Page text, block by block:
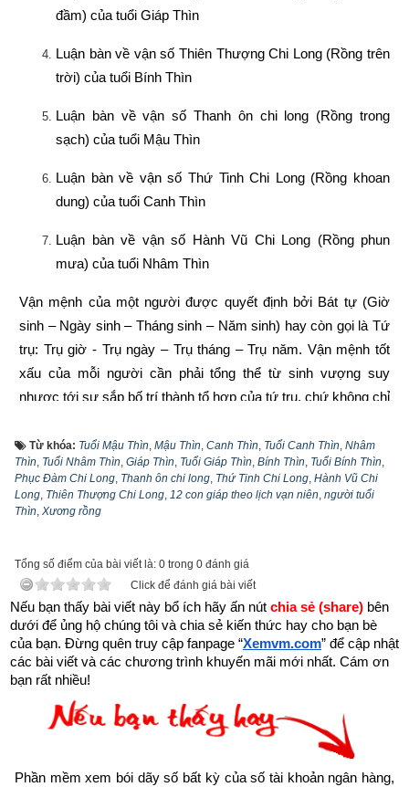
đầm) của tuổi Giáp Thìn
Luận bàn về vận số Thiên Thượng Chi Long (Rồng trên
trời) của tuổi Bính Thìn
Luận bàn về vận số Thanh ôn chi long (Rồng trong
sạch) của tuổi Mậu Thìn
Luận bàn về vận số Thứ Tinh Chi Long (Rồng khoan
dung) của tuổi Canh Thìn
Luận bàn về vận số Hành Vũ Chi Long (Rồng phun
mưa) của tuổi Nhâm Thìn
Vận mệnh của một người được quyết định bởi Bát tự (Giờ
sinh – Ngày sinh – Tháng sinh – Năm sinh) hay còn gọi là Tứ
trụ: Trụ giờ - Trụ ngày – Trụ tháng – Trụ năm. Vận mệnh tốt
xấu của mỗi người cần phải tổng thể từ sinh vượng suy
nhược tới sự sắp bố trí thành tổ hợp của tứ trụ, chứ không chỉ
bằng tháng tốt, tháng tốt không bằng ngày tốt, ngày tốt không
bằng giờ tốt là phiến diện còn quan niệm năm sinh quyết định
toàn bộ vận mệnh còn người thì lại càng sai lầm hơn nữa.
Vậy hiểu như thế nào mới lại đúng?
là ngọn nguồn của nhân mệnh. Gốc khô thì cây chết, gốc có
rễ cắm sâu thì lá xanh, nền rỗng thì nhà đổ, nền kiên cố thì
nhà chắc chắn.
Tháng sinh trong tứ trụ giống như cành của cây, cành chắc
khỏe thì lá mới tươi tốt được.
Ngày sinh trong tứ trụ như hoa trên cây. Nhật trụ sinh
vượng tựa như muôn hoa khoe sắc. Nhật nguyên suy nhược,
hoa ít kém sắc.
Từ khóa: Tuổi Mậu Thìn, Mậu Thìn, Canh Thìn, Tuổi Canh Thìn, Nhâm
Thìn, Tuổi Nhâm Thìn, Giáp Thìn, Tuổi Giáp Thìn, Bính Thìn, Tuổi Bính Thìn,
Phục Đàm Chi Long, Thanh ôn chi long, Thứ Tinh Chi Long, Hành Vũ Chi
Long, Thiên Thượng Chi Long, 12 con giáp theo lịch vạn niên, người tuổi
Thìn, Xương rồng
Tổng số điểm của bài viết là: 0 trong 0 đánh giá
Click để đánh giá bài viết
Nếu bạn thấy bài viết này bổ ích hãy ấn nút chia sẻ (share) bên
dưới để ủng hộ chúng tôi và chia sẻ kiến thức hay cho bạn bè
của bạn. Đừng quên truy cập fanpage “Xemvm.com” để cập nhật
các bài viết và các chương trình khuyến mãi mới nhất. Cám ơn
bạn rất nhiều!
Phần mềm xem bói dãy số bất kỳ của số tài khoản ngân hàng,